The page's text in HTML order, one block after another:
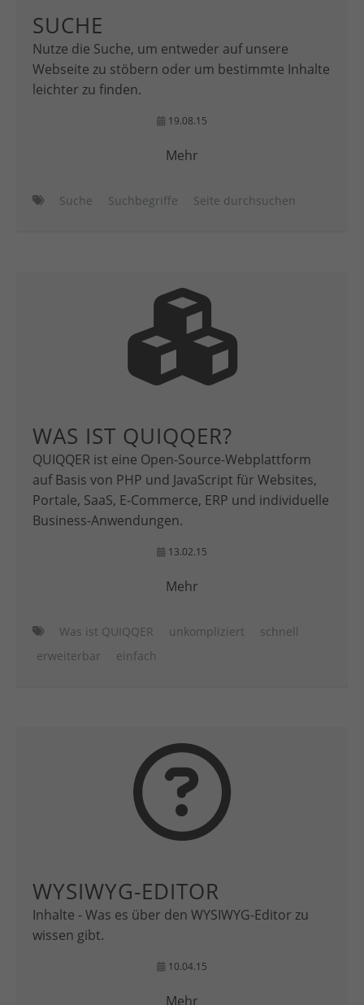
SUCHE
Nutze die Suche, um entweder auf unsere
Webseite zu stöbern oder um bestimmte Inhalte
leichter zu finden.
19.08.15
Mehr
Suche Suchbegriffe Seite durchsuchen
WAS IST QUIQQER?
QUIQQER ist eine Open-Source-Webplattform
auf Basis von PHP und JavaScript für Websites,
Portale, SaaS, E-Commerce, ERP und individuelle
Business-Anwendungen.
13.02.15
Mehr
Was ist QUIQQER unkompliziert
schnell
erweiterbar
einfach
WYSIWYG-EDITOR
Inhalte - Was es über den WYSIWYG-Editor zu
wissen gibt.
10.04.15
Mehr